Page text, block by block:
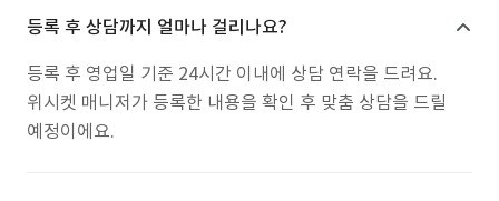
등록 후 상담까지 얼마나 걸리나요?
등록 후 영업일 기준 24시간 이내에 상담 연락을 드려요.
위시켓 매니저가 등록한 내용을 확인 후 맞춤 상담을 드릴
예정이에요.